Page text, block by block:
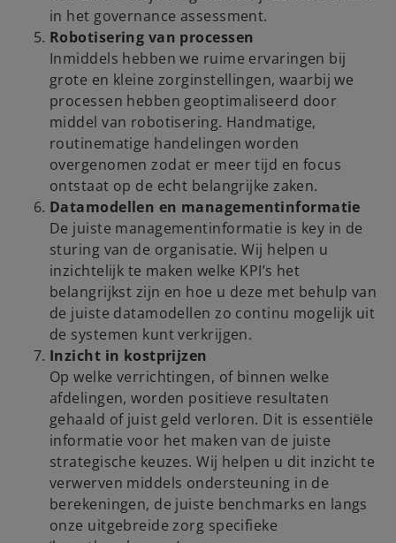
in het governance assessment.
Robotisering van processen
Inmiddels hebben we ruime ervaringen bij
grote en kleine zorginstellingen, waarbij we
processen hebben geoptimaliseerd door
middel van robotisering. Handmatige,
routinematige handelingen worden
overgenomen zodat er meer tijd en focus
ontstaat op de echt belangrijke zaken.
Datamodellen en managementinformatie
De juiste managementinformatie is key in de
sturing van de organisatie. Wij helpen u
inzichtelijk te maken welke KPI’s het
belangrijkst zijn en hoe u deze met behulp van
de juiste datamodellen zo continu mogelijk uit
de systemen kunt verkrijgen.
Inzicht in kostprijzen
Op welke verrichtingen, of binnen welke
afdelingen, worden positieve resultaten
gehaald of juist geld verloren. Dit is essentiële
informatie voor het maken van de juiste
strategische keuzes. Wij helpen u dit inzicht te
verwerven middels ondersteuning in de
berekeningen, de juiste benchmarks en langs
onze uitgebreide zorg specifieke